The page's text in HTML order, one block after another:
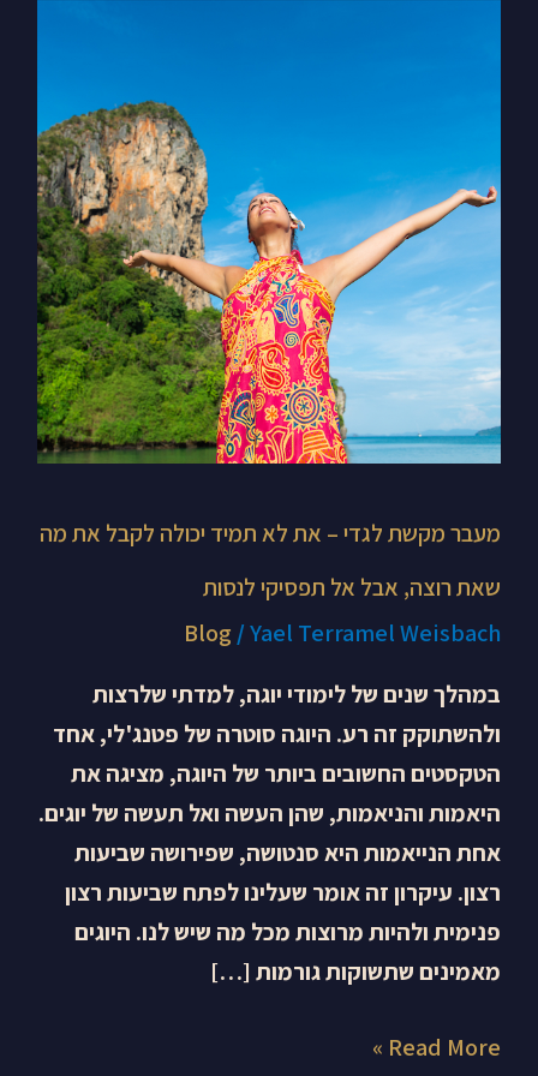
מעבר מקשת לגדי – את לא תמיד יכולה לקבל את מה
שאת רוצה, אבל אל תפסיקי לנסות
Blog /Yael Terramel Weisbach
במהלך שנים של לימודי יוגה, למדתי שלרצות
ולהשתוקק זה רע. היוגה סוטרה של פטנג'לי, אחד
הטקסטים החשובים ביותר של היוגה, מציגה את
היאמות והניאמות, שהן העשה ואל תעשה של יוגים.
אחת הנייאמות היא סנטושה, שפירושה שביעות
רצון. עיקרון זה אומר שעלינו לפתח שביעות רצון
פנימית ולהיות מרוצות מכל מה שיש לנו. היוגים
מאמינים שתשוקות גורמות […]
את
לא
יכולה
את
מה
שאת
אבל
לנסות
Read More »